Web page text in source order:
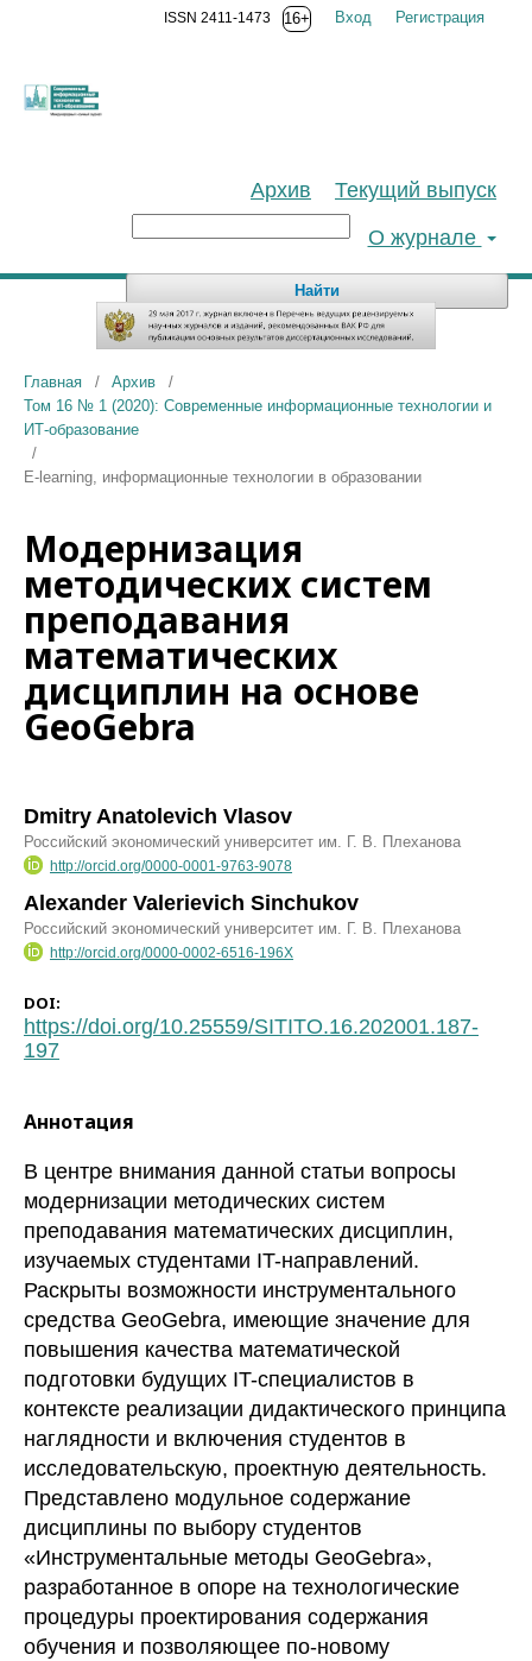
Текущий выпуск
Архив
О журнале
Найти
Регистрация
Вход
ISSN 2411-1473 16+
Главная / Архив
/
Том 16 № 1 (2020): Современные информационные технологии и
ИТ-образование
/
E-learning, информационные технологии в образовании
Модернизация
методических систем
преподавания
математических
дисциплин на основе
GeoGebra
Dmitry Anatolevich Vlasov
Российский экономический университет им. Г. В. Плеханова
http://orcid.org/0000-0001-9763-9078
Alexander Valerievich Sinchukov
Российский экономический университет им. Г. В. Плеханова
http://orcid.org/0000-0002-6516-196X
DOI:
https://doi.org/10.25559/SITITO.16.202001.187-
197
Аннотация
В центре внимания данной статьи вопросы
модернизации методических систем
преподавания математических дисциплин,
изучаемых студентами IT-направлений.
Раскрыты возможности инструментального
средства GeoGebra, имеющие значение для
повышения качества математической
подготовки будущих IT-специалистов в
контексте реализации дидактического принципа
наглядности и включения студентов в
исследовательскую, проектную деятельность.
Представлено модульное содержание
дисциплины по выбору студентов
«Инструментальные методы GeoGebra»,
разработанное в опоре на технологические
процедуры проектирования содержания
обучения и позволяющее по-новому